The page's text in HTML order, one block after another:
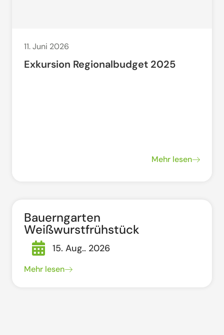
11. Juni 2026
Exkursion Regionalbudget 2025
Mehr lesen
Bauerngarten
Weißwurstfrühstück
15. Aug.. 2026
Mehr lesen